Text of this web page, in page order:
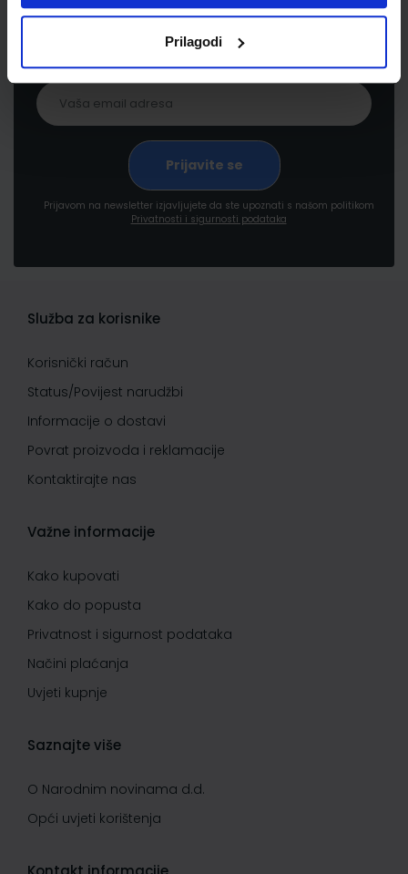
Prilagodi
Prijavite se kako bi primali informacije o novim
pogodnostima
Prijavom na newsletter izjavljujete da ste upoznati s našom politikom
Privatnosti i sigurnosti podataka
Služba za korisnike
Korisnički račun
Status/Povijest narudžbi
Informacije o dostavi
Povrat proizvoda i reklamacije
Kontaktirajte nas
Važne informacije
Kako kupovati
Kako do popusta
Privatnost i sigurnost podataka
Načini plaćanja
Uvjeti kupnje
Saznajte više
O Narodnim novinama d.d.
Opći uvjeti korištenja